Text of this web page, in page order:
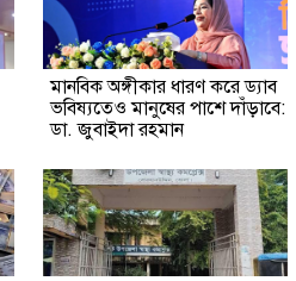
মানবিক অঙ্গীকার ধারণ করে ড্যাব
ভবিষ্যতেও মানুষের পাশে দাঁড়াবে:
ডা. জুবাইদা রহমান